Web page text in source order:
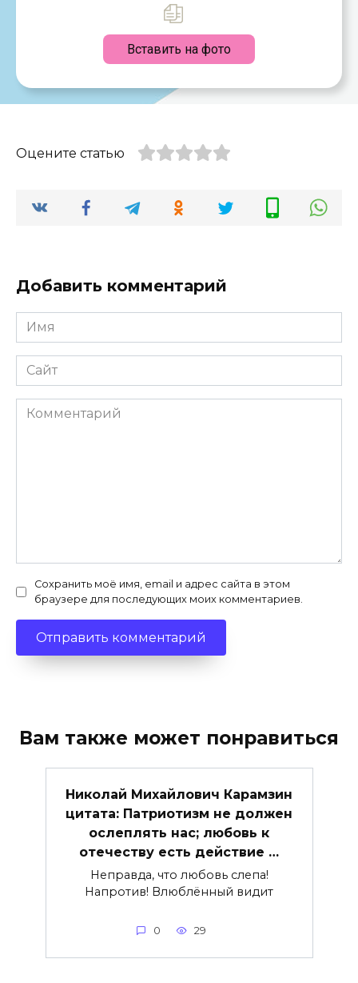
Вставить на фото
Оцените статью
Добавить комментарий
Имя
*
Сайт
Комментарий
Сохранить моё имя, email и адрес сайта в этом
браузере для последующих моих комментариев.
Вам также может понравиться
Николай Михайлович Карамзин
цитата: Патриотизм не должен
ослеплять нас; любовь к
отечеству есть действие …
Неправда, что любовь слепа!
Напротив! Влюблённый видит
0 29